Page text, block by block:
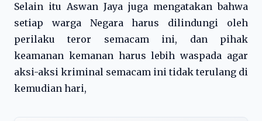
Selain itu Aswan Jaya juga mengatakan bahwa
setiap warga Negara harus dilindungi oleh
perilaku teror semacam ini, dan pihak
keamanan kemanan harus lebih waspada agar
aksi-aksi kriminal semacam ini tidak terulang di
kemudian hari,